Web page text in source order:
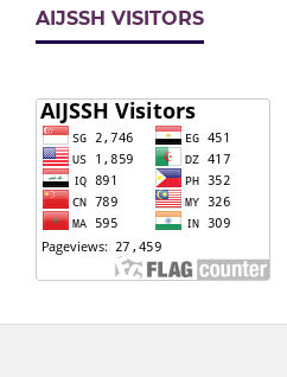
AIJSSH VISITORS